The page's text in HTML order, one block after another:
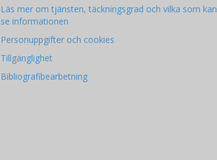
Läs mer om tjänsten, täckningsgrad och vilka som kan
se informationen
Personuppgifter och cookies
Tillgänglighet
Bibliografibearbetning